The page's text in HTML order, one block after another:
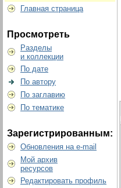
Главная страница
Просмотреть
Разделы
и коллекции
По дате
По автору
По заглавию
По тематике
Зарегистрированным:
Обновления на e-mail
Мой архив
ресурсов
Редактировать профиль